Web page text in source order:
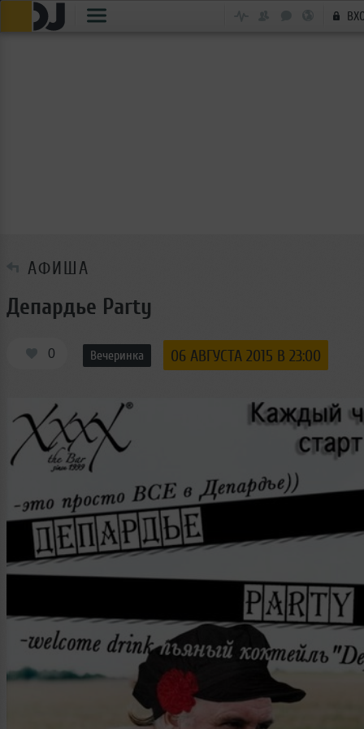
АФИША
Депардье Party
0 Вечеринка 06 АВГУСТА 2015 В 23:00